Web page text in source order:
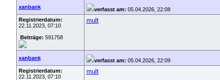
xanbank verfasst am: 05.04.2026, 22:08
Registrierdatum:
22.11.2023, 07:10
Beiträge: 591758
mult
xanbank verfasst am: 05.04.2026, 22:09
Registrierdatum:
22.11.2023, 07:10
mult